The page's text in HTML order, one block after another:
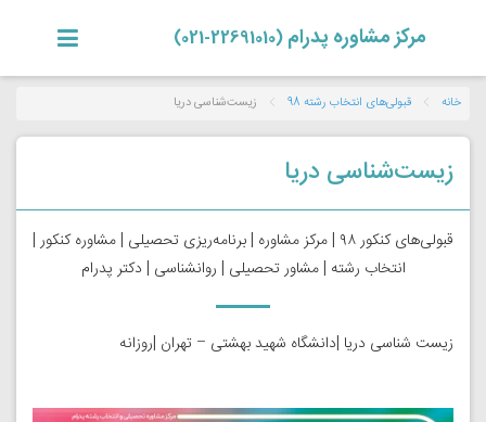
مرکز مشاوره پدرام (22691010-021)
خانه قبولی‌های انتخاب رشته 98 زیست‌شناسی دریا
زیست‌شناسی دریا
قبولی‌های کنکور ۹۸ | مرکز مشاوره | برنامه‌ریزی تحصیلی | مشاوره کنکور |
انتخاب رشته | مشاور تحصیلی | روانشناسی | دکتر پدرام
زیست شناسی دریا |‌دانشگاه شهید بهشتی – تهران |‌روزانه